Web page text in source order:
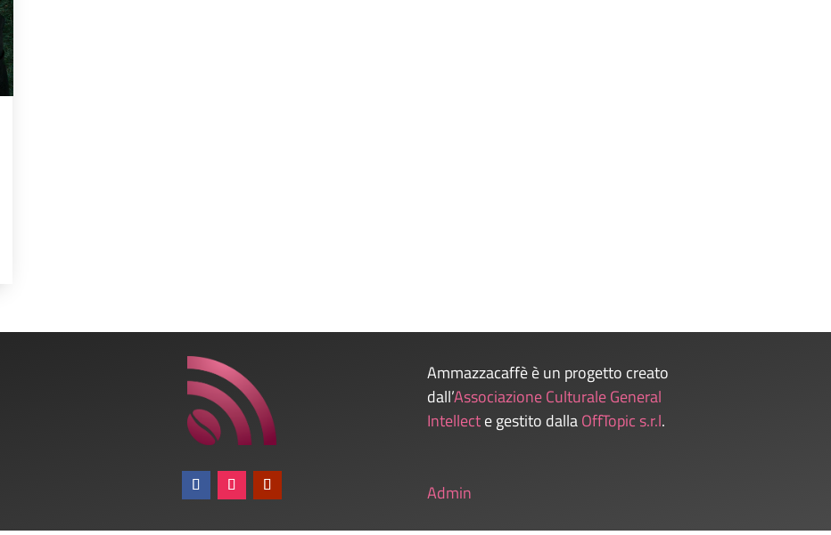
Ammazzacaffè è un progetto creato
dall’Associazione Culturale General
Intellecte gestito dallaOffTopic s.r.l.
Admin